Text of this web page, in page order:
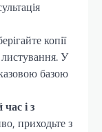
копії
листування. У
базою
і з
приходьте з